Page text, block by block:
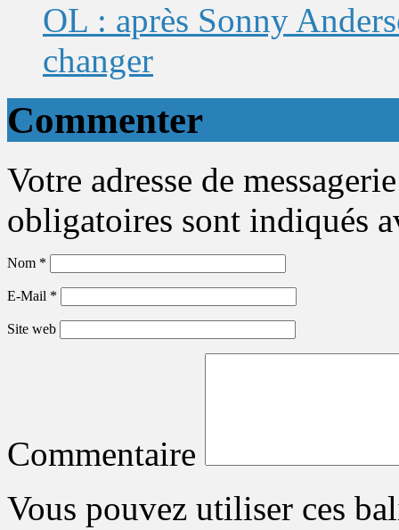
OL : après Sonny
changer
Commenter
Votre adresse de
obligatoires sont indiqués
Nom *
E-Mail *
Site web
Commentaire
Vous pouvez utiliser ces